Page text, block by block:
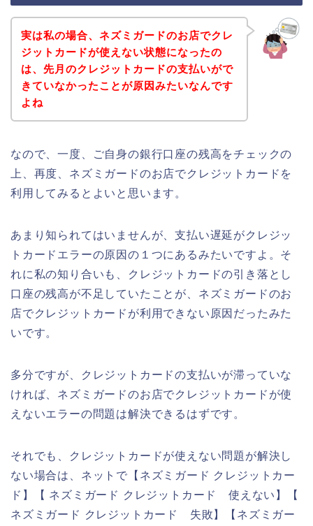
実は私の場合、ネズミガードのお店でクレ
ジットカードが使えない状態になったの
は、先月のクレジットカードの支払いがで
きていなかったことが原因みたいなんです
よね
なので、一度、ご自身の銀行口座の残高をチェックの
上、再度、ネズミガードのお店でクレジットカードを
利用してみるとよいと思います。
あまり知られてはいませんが、支払い遅延がクレジッ
トカードエラーの原因の１つにあるみたいですよ。そ
れに私の知り合いも、クレジットカードの引き落とし
口座の残高が不足していたことが、ネズミガードのお
店でクレジットカードが利用できない原因だったみた
いです。
多分ですが、クレジットカードの支払いが滞っていな
ければ、ネズミガードのお店でクレジットカードが使
えないエラーの問題は解決できるはずです。
それでも、クレジットカードが使えない問題が解決し
ない場合は、ネットで【ネズミガード クレジットカー
ド】【 ネズミガード クレジットカード 使えない】【
ネズミガード クレジットカード 失敗】【ネズミガー